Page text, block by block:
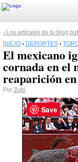
¿Los artículos de tu blog
INICIO › DEPORTES ›
El mexicano
cornada en el
reaparición
Por Zubi
Save